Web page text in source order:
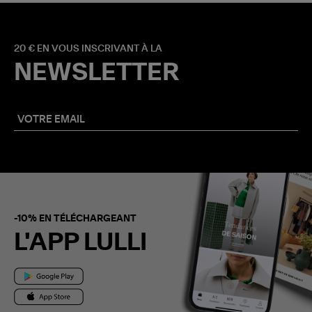
20 € EN VOUS INSCRIVANT À LA
NEWSLETTER
-10% EN TÉLÉCHARGEANT
L'APP LULLI